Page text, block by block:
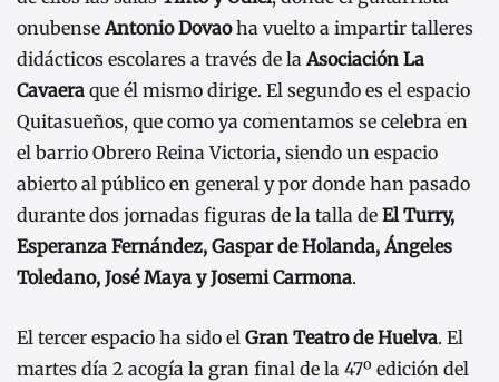
onubenseAntonio Dovaoha vuelto a impartir talleres
didácticos escolares a través de laAsociación La
Cavaera que él mismo dirige. El segundo es el espacio
Quitasueños, que como ya comentamos se celebra en
el barrio Obrero Reina Victoria, siendo un espacio
abierto al público en general y por donde han pasado
durante dos jornadas figuras de la talla de El Turry,
Esperanza Fernández, Gaspar de Holanda, Ángeles
Toledano, José Maya y Josemi Carmona.
El tercer espacio ha sido el Gran Teatro de Huelva. El
martes día 2 acogía la gran final de la 47º edición del